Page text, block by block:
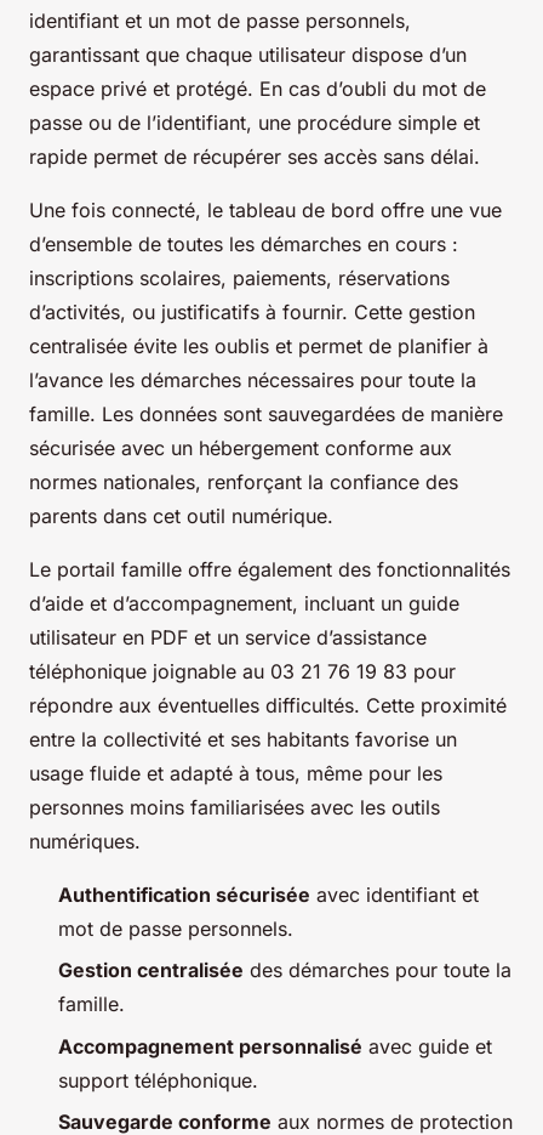
identifiant et un mot de passe personnels,
garantissant que chaque utilisateur dispose d’un
espace privé et protégé. En cas d’oubli du mot de
passe ou de l’identifiant, une procédure simple et
rapide permet de récupérer ses accès sans délai.
Une fois connecté, le tableau de bord offre une vue
d’ensemble de toutes les démarches en cours :
inscriptions scolaires, paiements, réservations
d’activités, ou justificatifs à fournir. Cette gestion
centralisée évite les oublis et permet de planifier à
l’avance les démarches nécessaires pour toute la
famille. Les données sont sauvegardées de manière
sécurisée avec un hébergement conforme aux
normes nationales, renforçant la confiance des
parents dans cet outil numérique.
Le portail famille offre également des fonctionnalités
d’aide et d’accompagnement, incluant un guide
utilisateur en PDF et un service d’assistance
téléphonique joignable au 03 21 76 19 83 pour
répondre aux éventuelles difficultés. Cette proximité
entre la collectivité et ses habitants favorise un
usage fluide et adapté à tous, même pour les
personnes moins familiarisées avec les outils
numériques.
Authentification sécurisée avec identifiant et
mot de passe personnels.
Gestion centralisée des démarches pour toute la
famille.
Accompagnement personnalisé avec guide et
support téléphonique.
Sauvegarde conforme aux normes de protection